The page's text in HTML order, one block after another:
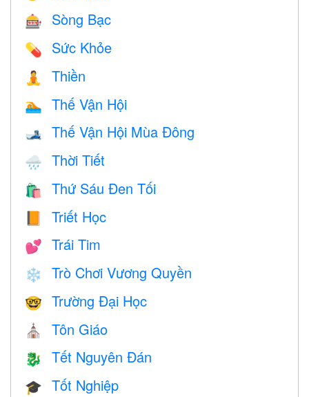
🎰 Sòng Bạc
💊 Sức Khỏe
🧘 Thiền
🏊 Thế Vận Hội
🎿 Thế Vận Hội Mùa Đông
🌧 Thời Tiết
🛍 Thứ Sáu Đen Tối
Triết Học
💕 Trái Tim
❄️ Trò Chơi Vương Quyền
🤓 Trường Đại Học
⛪️ Tôn Giáo
🐉 Tết Nguyên Đán
🎓 Tốt Nghiệp